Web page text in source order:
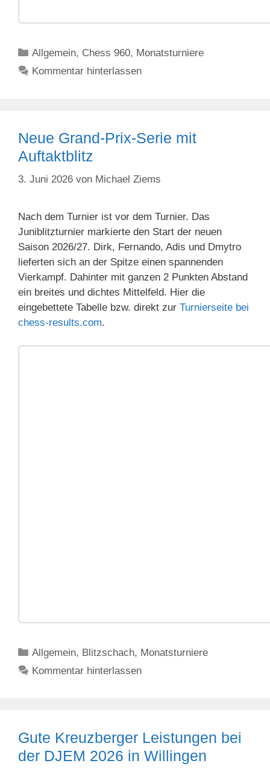
Kategorien
Allgemein, Chess 960, Monatsturniere
Kommentar hinterlassen
Neue Grand-Prix-Serie mit
Auftaktblitz
3. Juni 2026 von Michael Ziems
Nach dem Turnier ist vor dem Turnier. Das
Juniblitzturnier markierte den Start der neuen
Saison 2026/27. Dirk, Fernando, Adis und Dmytro
lieferten sich an der Spitze einen spannenden
Vierkampf. Dahinter mit ganzen 2 Punkten Abstand
ein breites und dichtes Mittelfeld. Hier die
eingebettete Tabelle bzw. direkt zur Turnierseite bei
chess-results.com.
Kategorien
Allgemein, Blitzschach, Monatsturniere
Kommentar hinterlassen
Gute Kreuzberger Leistungen bei
der DJEM 2026 in Willingen